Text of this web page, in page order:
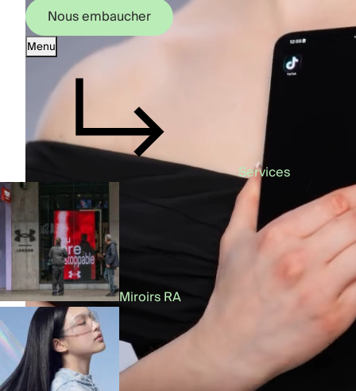
Nous embaucher
Nous embaucher
Menu
Services
Miroirs RA